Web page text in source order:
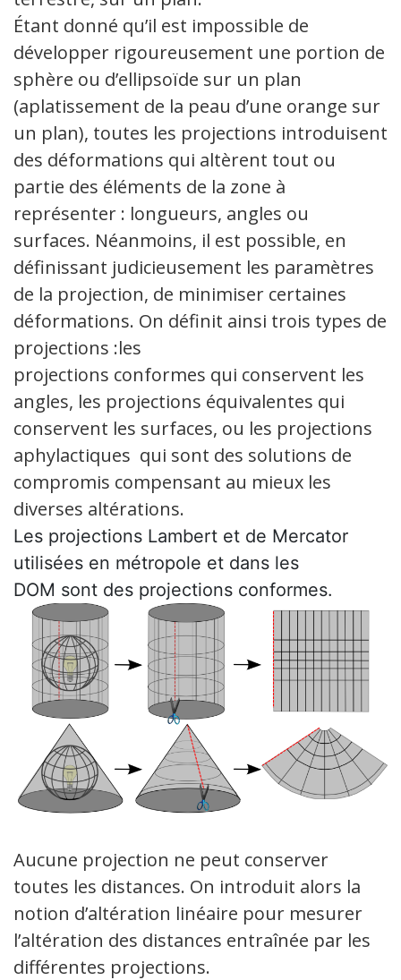
Étant donné qu’il est impossible de
développer rigoureusement une portion de
sphère ou d’ellipsoïde sur un plan
(aplatissement de la peau d’une orange sur
un plan), toutes les projections introduisent
des déformations qui altèrent tout ou
partie des éléments de la zone à
représenter : longueurs, angles ou
surfaces. Néanmoins, il est possible, en
définissant judicieusement les paramètres
de la projection, de minimiser certaines
déformations. On définit ainsi trois types de
projections :les
projections conformes qui conservent les
angles, les projections équivalentes qui
conservent les surfaces, ou les projections
aphylactiques qui sont des solutions de
compromis compensant au mieux les
diverses altérations.
Les projections Lambert et de Mercator
utilisées en métropole et dans les
DOM sont des projections conformes.
Aucune projection ne peut conserver
toutes les distances. On introduit alors la
notion d’altération linéaire pour mesurer
l’altération des distances entraînée par les
différentes projections.